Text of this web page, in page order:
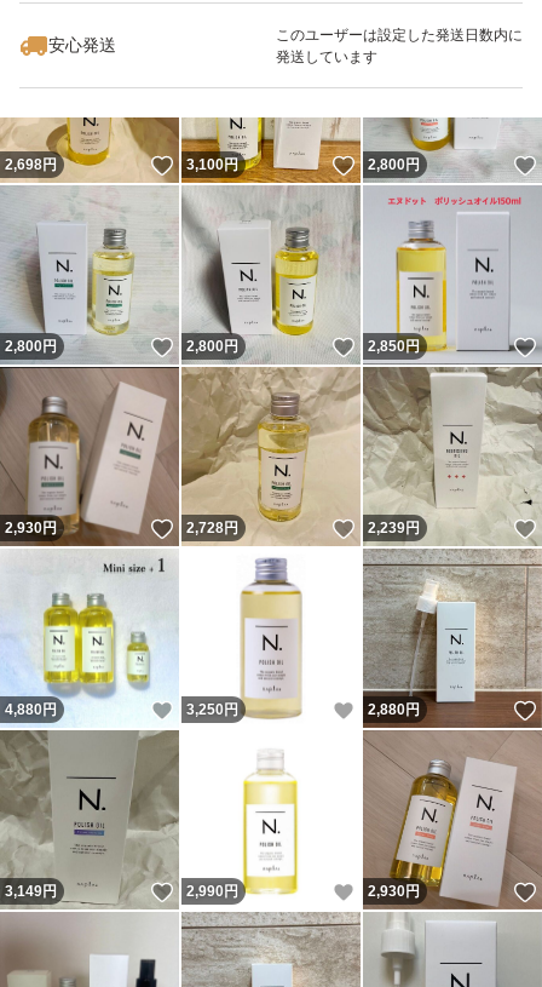
安心発送
このユーザーは設定した発送日数内に
発送しています
2,698円 いいね！
3,100円 いいね！
2,800円
2,800円 いいね！
2,800円 いいね！
2,850円
2,930円 いいね！
2,728円 いいね！
2,239円
4,880円 いいね！
3,250 円 いいね！
2,880円
3,149円 いいね！
2,990 円 いいね！
2,930円